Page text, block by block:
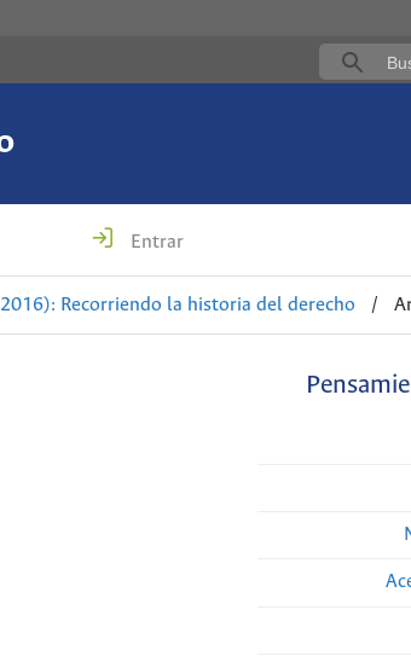
Entrar
Recorriendo la historia del derecho /